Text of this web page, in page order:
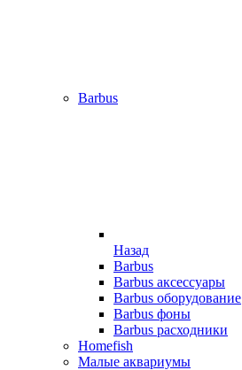
Barbus
Назад
Barbus
Barbus аксессуары
Barbus оборудование
Barbus фоны
Barbus расходники
Homefish
Малые аквариумы